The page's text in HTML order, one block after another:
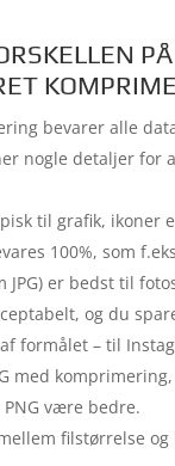
bevarer alle
nogle detaljer for
til grafik, ikoner
100%, som
JPG) er bedst til
og du
formålet – til
med
være bedre.
filstørrelse